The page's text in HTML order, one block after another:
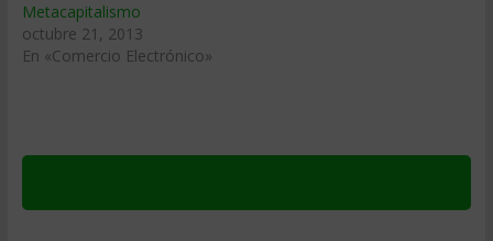
Metacapitalismo
octubre 21, 2013
En «Comercio Electrónico»